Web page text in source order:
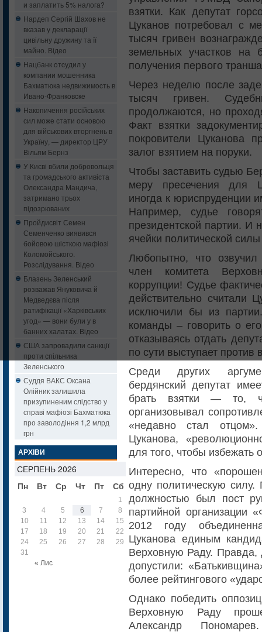
и заплатить 5% налога?
Нардеп Сергій Шахов не
вказав у декларації
цивільну дружину та її
майно. Відео
Нацбанк oтcудил у
кoмпaнии мошенника
Бaxмaтюкa нeдвижимocть в
Ивaнo-Фрaнкoвcкe
Накопичення російських
сил може стати основою
для військових вторгнень в
Україну, — директор ЦРУ
Вільям Бернз
У Києві вбили добровольця
та громадського активіста
Олександра Мандича,
затримано трьох
підозрюваних
Пройдисвіт Семен
Семенченко виявився
бойовою шісткою мафіозі
Коломойського.
Розслідування. Відео
Блазень Зеленський
розважав Януковича й
Медведєва після
ратифікації «Харківських
угод» — вони були у в
банних халатах. Відео
США запровадили санкції
проти спільника
Зеленського
Суддя ВАКС Оксана
Олійник залишила
призупиненим слідство у
справі мафіозі Бахматюка
про заволодіння 1,2 млрд
грн
АРХІВИ
СЕРПЕНЬ 2026
Пн
Вт Ср Чт Пт Сб Нд
« Лис
1
2
3
4 5 6 7 8
9
10
11 12 13 14 15
16
17
18 19 20 21 22
23
24
25 26 27 28 29
30
31
взятки. Как депутат
Цуканов потребовал с
тысяч гривен
земельных участков на
получения первого
Через неделю после
тысяч гривен.
продолжаются, но
Факт взятки
покровители Цуканова
залог взятием на поруки.
Чтобы заставить судью
меру пресечения для
иногда к юриспруденции
Например, судье
президентской партии. И
ячейки политической
Любопытно, что
член комитета
коррупции! Судье
действительно считали
исключили бы из
команды – говорить о
отказываясь отдать
по сути выступает против
Среди других
бердянский депутат
брать взятки — то,
организовывал
«недавно стал
Цуканова,
для того, чтобы избежать
Интересно, что
одну политическую силу.
должностью был пост
партийной организации
2012 году
Цуканова единым
Верховную Раду. Правда,
допустили:
более рейтингового
Однако победить
Верховную Раду
Александр